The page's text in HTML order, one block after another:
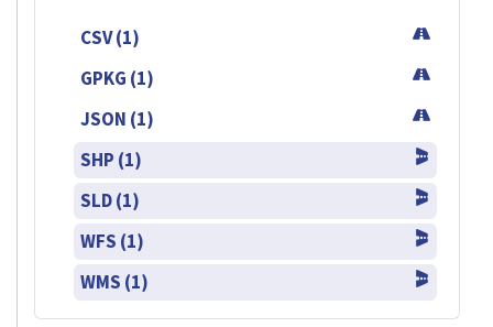
CSV (1)
GPKG (1)
JSON (1)
SHP (1)
SLD (1)
WFS (1)
WMS (1)